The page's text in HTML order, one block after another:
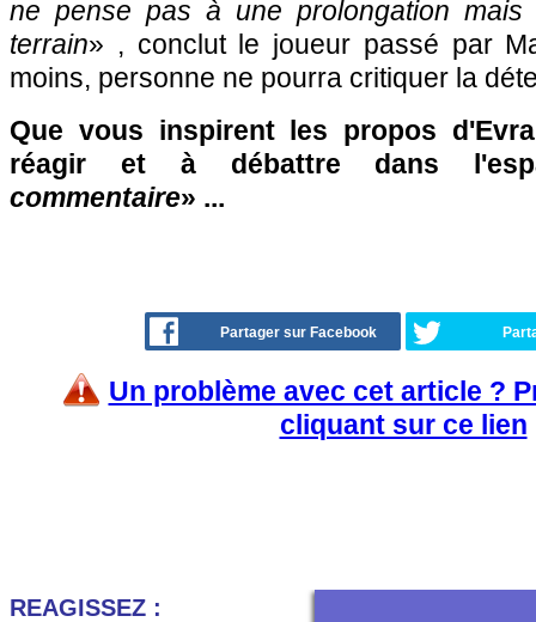
ne pense pas à une prolongation
terrain» , conclut le joueur passé par
moins, personne ne pourra critiquer la
Que vous inspirent les propos
réagir et à débattre dans
commentaire» ...
Partager sur Facebook
Un problème avec cet article ?
cliquant sur ce lien
REAGISSEZ :